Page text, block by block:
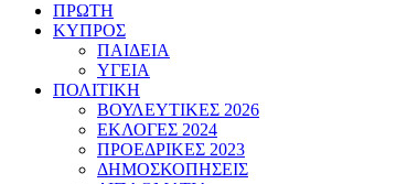
ΠΡΩΤΗ
ΚΥΠΡΟΣ
ΠΑΙΔΕΙΑ
ΥΓΕΙΑ
ΠΟΛΙΤΙΚΗ
ΒΟΥΛΕΥΤΙΚΕΣ 2026
ΕΚΛΟΓΕΣ 2024
ΠΡΟΕΔΡΙΚΕΣ 2023
ΔΗΜΟΣΚΟΠΗΣΕΙΣ